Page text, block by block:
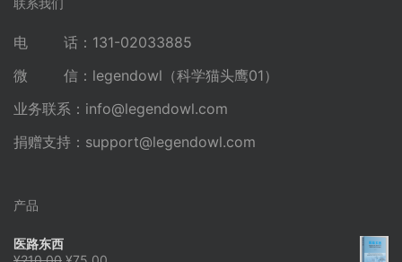
联系我们
电 话：131-02033885
微 信：legendowl（科学猫头鹰01）
业务联系： info@legendowl.com
捐赠支持： support@legendowl.com
产品
医路东西
原